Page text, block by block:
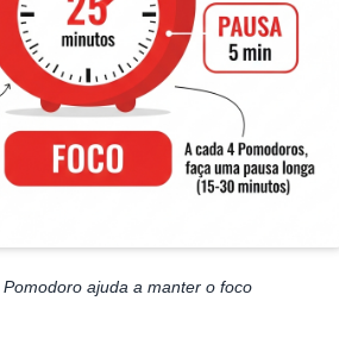
Pomodoro ajuda a manter o foco